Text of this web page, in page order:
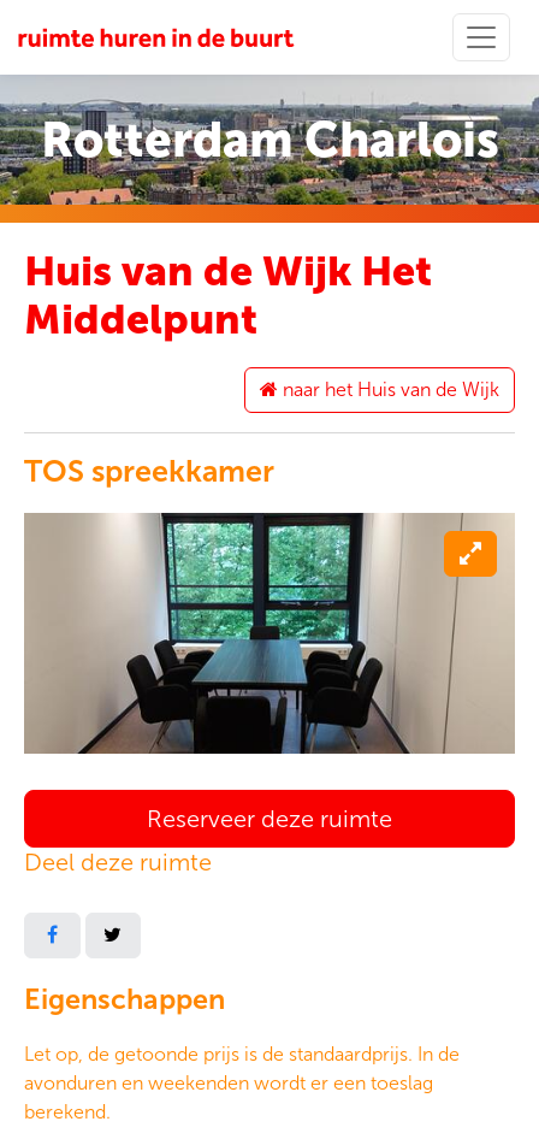
Rotterdam Charlois
Huis van de Wijk Het
Middelpunt
naar het Huis van de Wijk
TOS spreekkamer
Reserveer deze ruimte
Deel deze ruimte
Eigenschappen
Let op, de getoonde prijs is de standaardprijs. In de
avonduren en weekenden wordt er een toeslag
berekend.